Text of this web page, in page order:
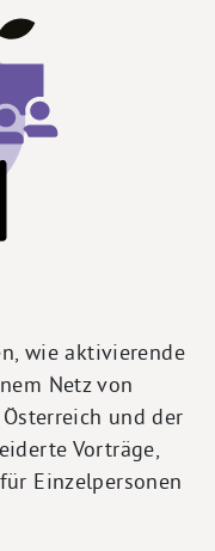
wie aktivierende
Netz von
und der
Vorträge,
Einzelpersonen